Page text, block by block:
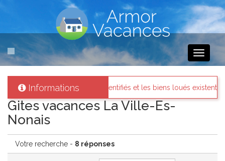
Toggle
Informations
et les biens loués existent réellement. Messages
Gites vacances La Ville-Es-
Nonais
Votre recherche - 8 réponses